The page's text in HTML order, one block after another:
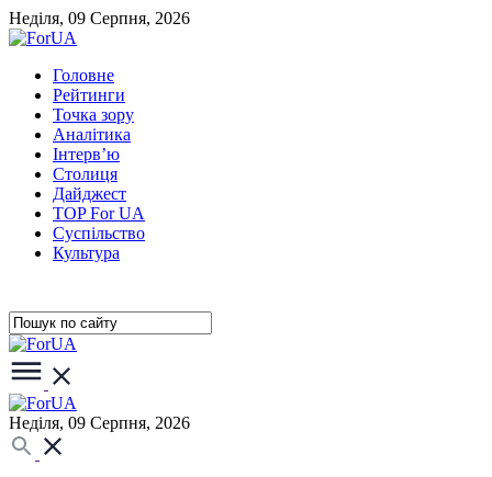
Неділя, 09 Серпня, 2026
Головне
Рейтинги
Точка зору
Аналітика
Інтерв’ю
Столиця
Дайджест
TOP For UA
Суспiльство
Культура
Неділя, 09 Серпня, 2026